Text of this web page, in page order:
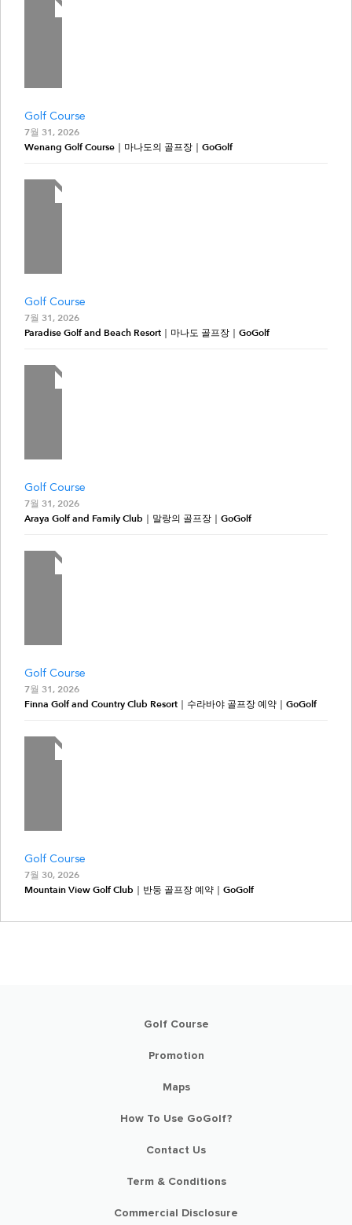
Golf Course
7월 31, 2026
Wenang Golf Course｜마나도의 골프장｜GoGolf
Golf Course
7월 31, 2026
Paradise Golf and Beach Resort｜마나도 골프장｜GoGolf
Golf Course
7월 31, 2026
Araya Golf and Family Club｜말랑의 골프장｜GoGolf
Golf Course
7월 31, 2026
Finna Golf and Country Club Resort｜수라바야 골프장 예약｜GoGolf
Golf Course
7월 30, 2026
Mountain View Golf Club｜반둥 골프장 예약｜GoGolf
Golf Course
Promotion
Maps
How To Use GoGolf?
Contact Us
Term & Conditions
Commercial Disclosure